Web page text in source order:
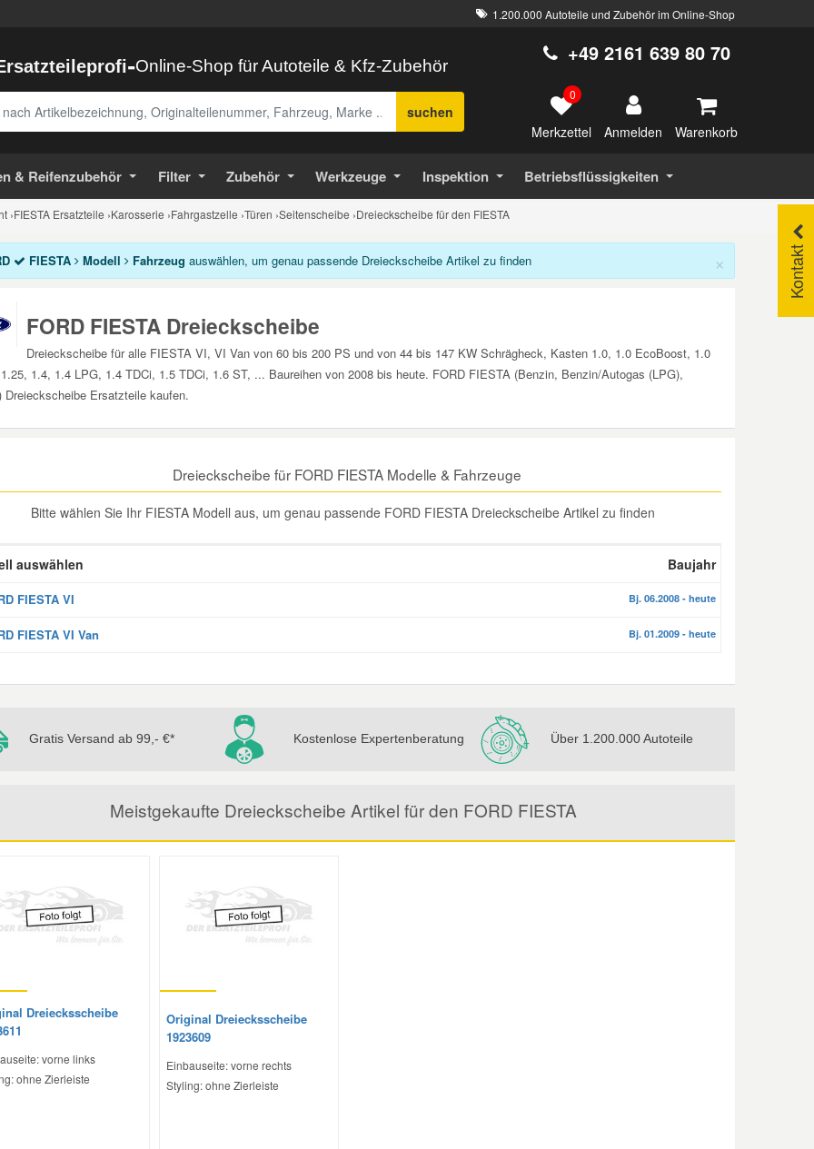
1.200.000 Autoteile und Zubehör im Online-Shop
-Online-Shop für Autoteile & Kfz-Zubehör
suchen
+49 2161 639 80 70
0
Merkzettel Anmelden Warenkorb
& Reifenzubehör Filter Zubehör Werkzeuge Inspektion Betriebsflüssigkeiten
›FIESTA Ersatzteile ›Karosserie ›Fahrgastzelle ›Türen ›Seitenscheibe ›Dreieckscheibe für den FIESTA
Kontakt
×
FIESTA Modell Fahrzeug auswählen, um genau passende Dreieckscheibe Artikel zu finden
FORD FIESTA Dreieckscheibe
Dreieckscheibe für alle FIESTA VI, VI Van von 60 bis 200 PS und von 44 bis 147 KW Schrägheck, Kasten 1.0, 1.0 EcoBoost, 1.0
1.4, 1.4 LPG, 1.4 TDCi, 1.5 TDCi, 1.6 ST, ... Baureihen von 2008 bis heute. FORD FIESTA (Benzin, Benzin/Autogas (LPG),
Dreieckscheibe Ersatzteile kaufen.
Dreieckscheibe für FORD FIESTA Modelle & Fahrzeuge
Bitte wählen Sie Ihr FIESTA Modell aus, um genau passende FORD FIESTA Dreieckscheibe Artikel zu finden
auswählen Baujahr
FIESTA VI Bj. 06.2008 - heute
FIESTA VI Van Bj. 01.2009 - heute
Gratis Versand ab 99,- €* Kostenlose Expertenberatung Über 1.200.000 Autoteile
Meistgekaufte Dreieckscheibe Artikel für den FORD FIESTA
Dreiecksscheibe
vorne links
ohne Zierleiste
Original Dreiecksscheibe
1923609
Einbauseite: vorne rechts
Styling: ohne Zierleiste